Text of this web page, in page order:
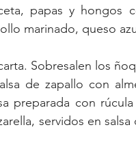
papas y hongos
marinado, queso
Sobresalen los
de zapallo con
preparada con
servidos en